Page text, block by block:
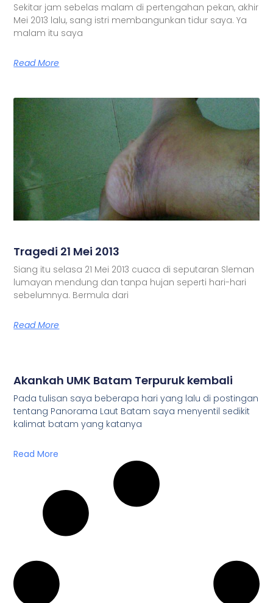
Sekitar jam sebelas malam di pertengahan pekan, akhir
Mei 2013 lalu, sang istri membangunkan tidur saya. Ya
malam itu saya
Read More
Tragedi 21 Mei 2013
Siang itu selasa 21 Mei 2013 cuaca di seputaran Sleman
lumayan mendung dan tanpa hujan seperti hari-hari
sebelumnya. Bermula dari
Read More
Akankah UMK Batam Terpuruk kembali
Pada tulisan saya beberapa hari yang lalu di postingan
tentang Panorama Laut Batam saya menyentil sedikit
kalimat batam yang katanya
Read More